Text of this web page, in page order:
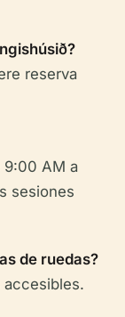
reserva
9:00 AM a
sesiones
de ruedas?
accesibles.